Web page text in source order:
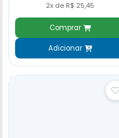
2x de R$ 25,45
Comprar
Adicionar